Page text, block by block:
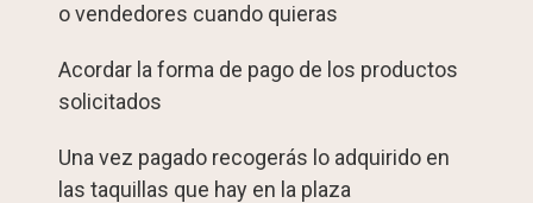
o vendedores cuando quieras
Acordar la forma de pago de los productos
solicitados
Una vez pagado recogerás lo adquirido en
las taquillas que hay en la plaza